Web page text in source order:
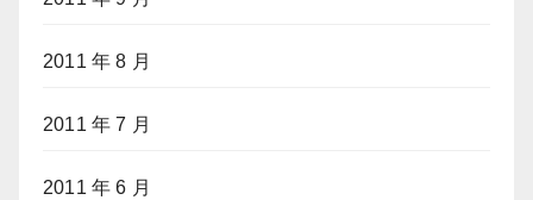
2011 年 8 月
2011 年 7 月
2011 年 6 月